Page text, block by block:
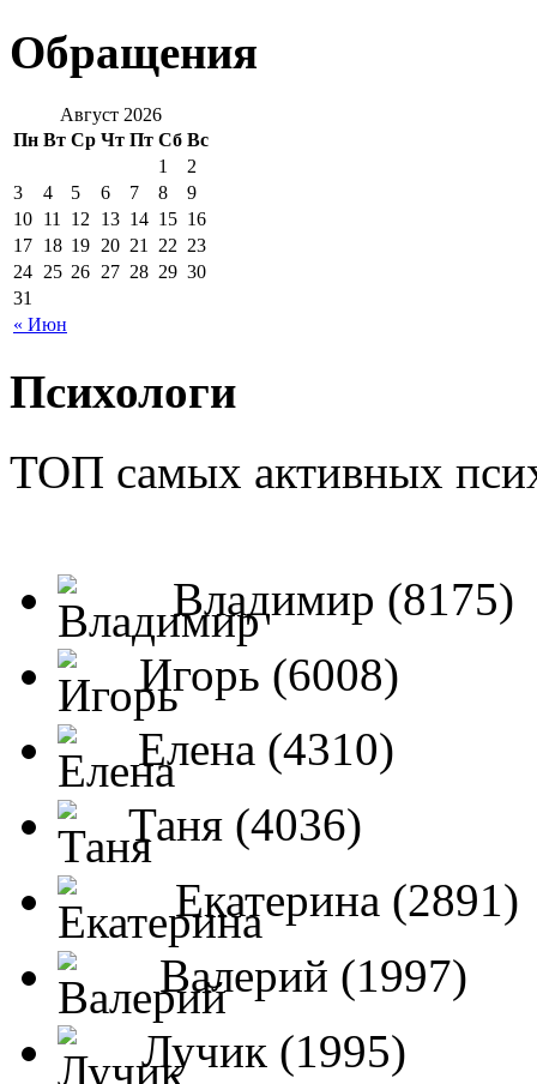
Обращения
Август 2026
Пн Вт Ср Чт Пт Сб Вс
« Июн
1
2
3
4 5 6 7 8
9
10 11 12 13 14 15 16
17 18 19 20 21 22 23
24 25 26 27 28 29 30
31
Психологи
ТОП самых активных
Владимир (8175)
Игорь (6008)
Елена (4310)
Таня (4036)
Екатерина (2891)
Валерий (1997)
Лучик (1995)